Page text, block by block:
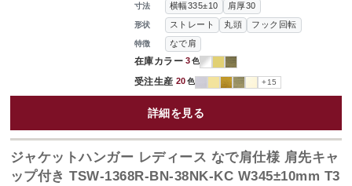
寸法 横幅335±10 肩厚30
形状 ストレート 丸頭 フック回転
特徴 なで肩
在庫カラー 3色
受注生産 20色 +15
詳細を見る
ジャケットハンガー レディース なで肩仕様 肩先キャ
ップ付き TSW-1368R-BN-38NK-KC W345±10mm T3